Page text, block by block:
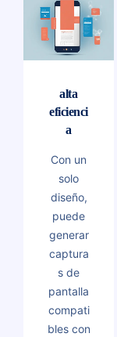
alta
eficienci
a
Con un
solo
diseño,
puede
generar
captura
s de
pantalla
compati
bles con